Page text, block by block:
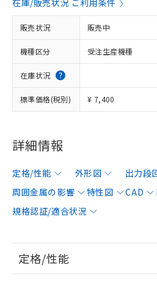
在庫/販売状況 ご利用条件
販売状況 販売中
機種区分 受注生産機種
在庫状況
標準価格(税別) ¥ 7,400
詳細情報
定格/性能 外形図 出力段
周囲金属の影響
特性図 CAD
規格認証/適合状況
定格/性能